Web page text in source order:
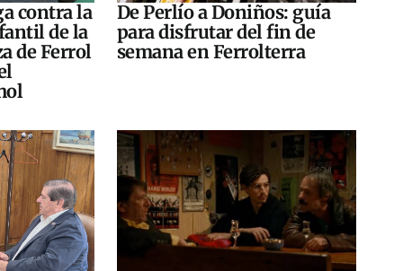
contra la
de la
de Ferrol
De Perlío a Doniños: guía
para disfrutar del fin de
semana en Ferrolterra